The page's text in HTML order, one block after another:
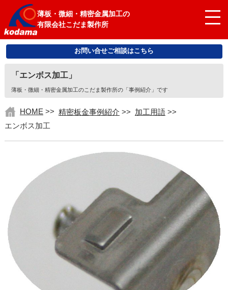
薄板・微細・精密金属加工の
有限会社こだま製作所
お問い合せご相談はこちら
「エンボス加工」
薄板・微細・精密金属加工のこだま製作所の「事例紹介」です
HOME >> 精密板金事例紹介 >> 加工用語>>
エンボス加工